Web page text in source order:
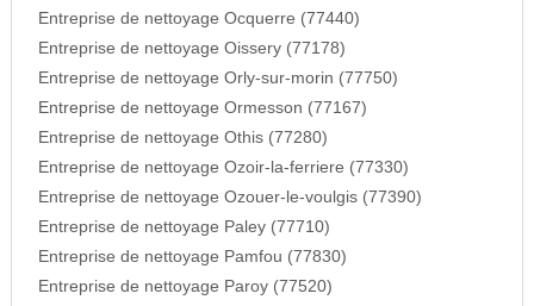
Entreprise de nettoyage Ocquerre (77440)
Entreprise de nettoyage Oissery (77178)
Entreprise de nettoyage Orly-sur-morin (77750)
Entreprise de nettoyage Ormesson (77167)
Entreprise de nettoyage Othis (77280)
Entreprise de nettoyage Ozoir-la-ferriere (77330)
Entreprise de nettoyage Ozouer-le-voulgis (77390)
Entreprise de nettoyage Paley (77710)
Entreprise de nettoyage Pamfou (77830)
Entreprise de nettoyage Paroy (77520)